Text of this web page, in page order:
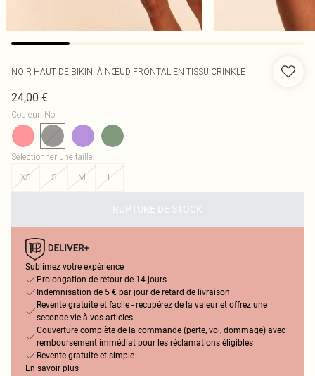
NOIR HAUT DE BIKINI À NŒUD FRONTAL EN TISSU CRINKLE
24,00 €
Couleur: Noir
Sélectionner une taille:
XS
S M L
RUPTURE DE STOCK
Sublimez votre expérience
Prolongation de retour de 14 jours
Indemnisation de 5 € par jour de retard de livraison
Revente gratuite et facile - récupérez de la valeur et offrez une
seconde vie à vos articles.
Couverture complète de la commande (perte, vol, dommage) avec
remboursement immédiat pour les réclamations éligibles
Revente gratuite et simple
En savoir plus